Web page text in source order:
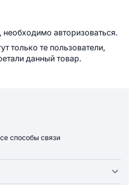
необходимо авторизоваться.
только те пользователи,
данный товар.
способы связи